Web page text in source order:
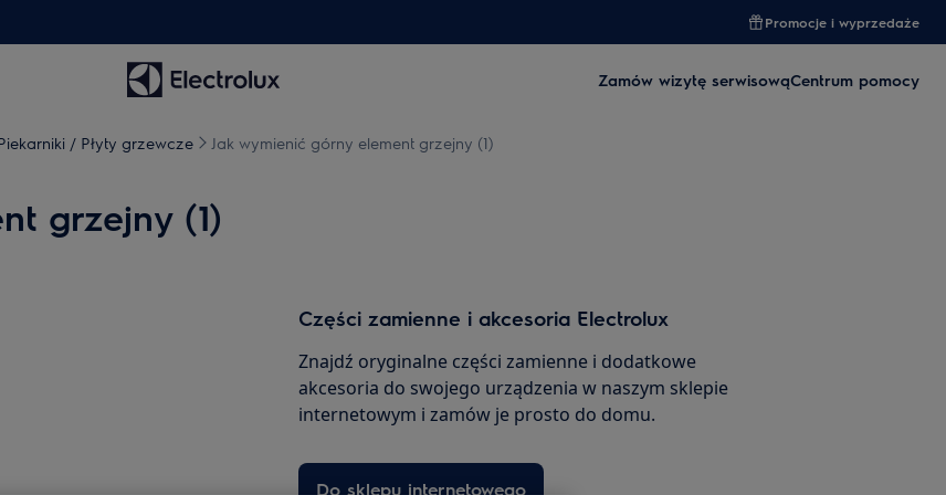
Promocje i wyprzedaże
Zamów wizytę serwisowąCentrum pomocy
/ Płyty grzewcze Jak wymienić górny element grzejny (1)
grzejny (1)
Części zamienne i akcesoria Electrolux
Znajdź oryginalne części zamienne i dodatkowe
akcesoria do swojego urządzenia w naszym sklepie
internetowym i zamów je prosto do domu.
Do sklepu internetowego